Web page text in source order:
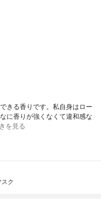
きる香りです。私自身はロー
に香りが強くなくて違和感な
を見る
ク